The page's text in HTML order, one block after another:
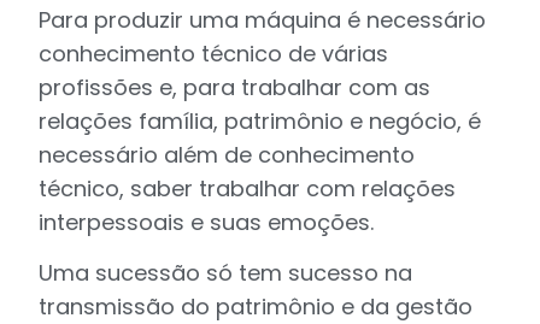
Para produzir uma máquina é necessário
conhecimento técnico de várias
profissões e, para trabalhar com as
relações família, patrimônio e negócio, é
necessário além de conhecimento
técnico, saber trabalhar com relações
interpessoais e suas emoções.
Uma sucessão só tem sucesso na
transmissão do patrimônio e da gestão